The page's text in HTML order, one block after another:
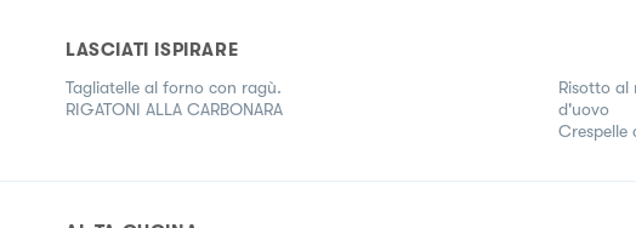
LASCIATI ISPIRARE
Tagliatelle al forno con ragù.
RIGATONI ALLA CARBONARA
Risotto al
d'uovo
Crespelle